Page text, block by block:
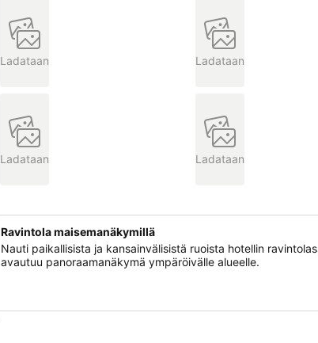
Ladataan Ladataan
Ladataan Ladataan
Ravintola maisemanäkymillä
Nauti paikallisista ja kansainvälisistä ruoista hotellin
avautuu panoraamanäkymä ympäröivälle alueelle.